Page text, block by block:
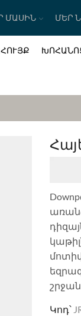
ՄԱՍԻՆ ՄԵՐ
Կոդ՝